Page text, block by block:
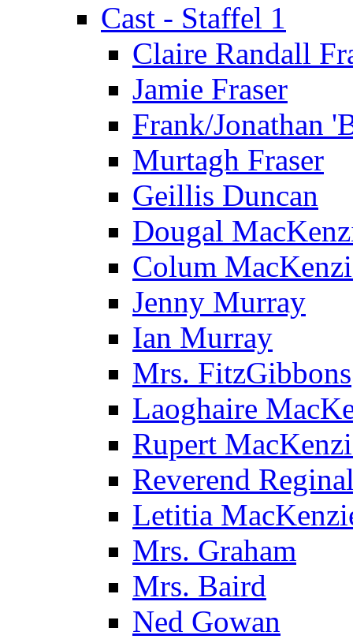
Cast - Staffel 1
Claire Randall
Jamie Fraser
Frank/Jonathan
Murtagh Fraser
Geillis Duncan
Dougal
Colum
Jenny Murray
Ian Murray
Mrs. FitzGibbons
Laoghaire
Rupert
Reverend
Letitia
Mrs. Graham
Mrs. Baird
Ned Gowan